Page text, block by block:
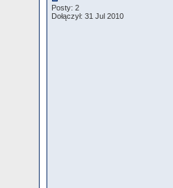
Posty: 2
Dołączył: 31 Jul 2010